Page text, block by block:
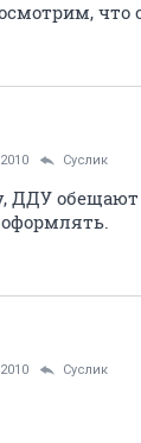
что
Суслик
ДДУ обещают
оформлять.
Суслик